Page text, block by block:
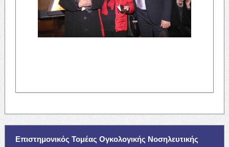
Επιστημονικός Τομέας Ογκολογικής Νοσηλευτικής